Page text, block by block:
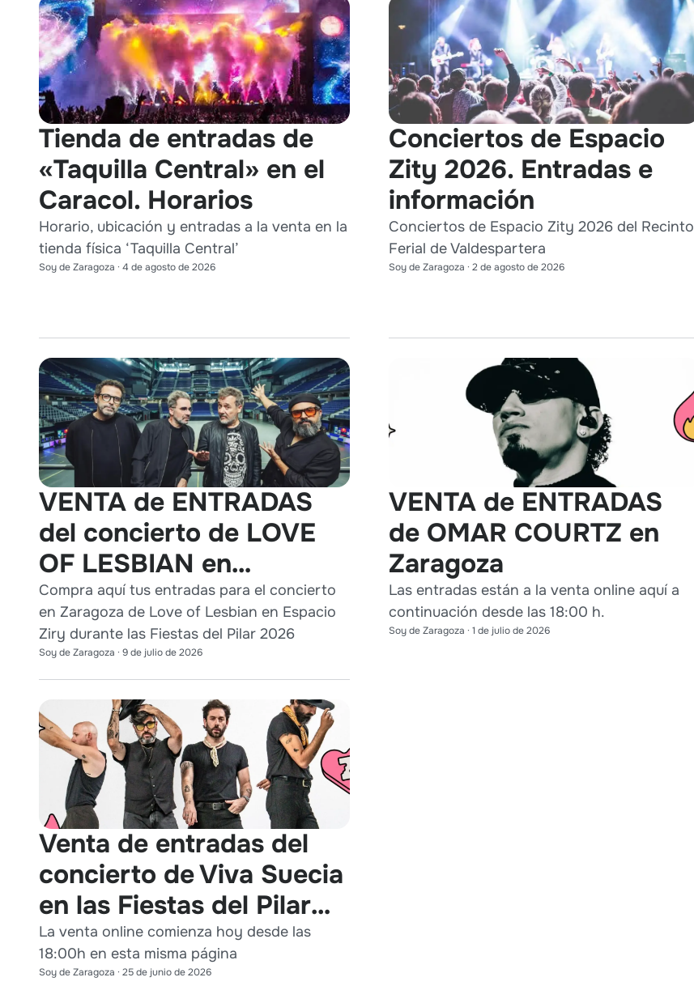
Tienda de entradas de
«Taquilla Central» en el
Caracol. Horarios
Horario, ubicación y entradas a la venta en la
tienda física ‘Taquilla Central’
Soy de Zaragoza · 4 de agosto de 2026
Conciertos de Espacio
Zity 2026. Entradas e
información
Conciertos de Espacio Zity 2026 del Recinto
Ferial de Valdespartera
Soy de Zaragoza · 2 de agosto de 2026
VENTA de ENTRADAS
del concierto de LOVE
OF LESBIAN en
Zaragoza durante Pilares
2026
Compra aquí tus entradas para el concierto
en Zaragoza de Love of Lesbian en Espacio
Ziry durante las Fiestas del Pilar 2026
Soy de Zaragoza · 9 de julio de 2026
VENTA de ENTRADAS
de OMAR COURTZ en
Zaragoza
Las entradas están a la venta online aquí a
continuación desde las 18:00 h.
Soy de Zaragoza · 1 de julio de 2026
Venta de entradas del
concierto de Viva Suecia
en las Fiestas del Pilar
2026
La venta online comienza hoy desde las
18:00h en esta misma página
Soy de Zaragoza · 25 de junio de 2026